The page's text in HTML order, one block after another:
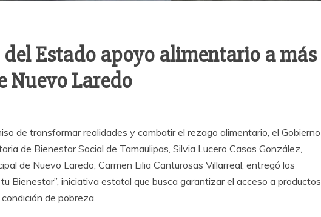
Estado apoyo alimentario a más
Nuevo Laredo
de transformar realidades y combatir el rezago alimentario, el Gobierno
de Bienestar Social de Tamaulipas, Silvia Lucero Casas González,
de Nuevo Laredo, Carmen Lilia Canturosas Villarreal, entregó los
Bienestar”, iniciativa estatal que busca garantizar el acceso a productos
de pobreza.